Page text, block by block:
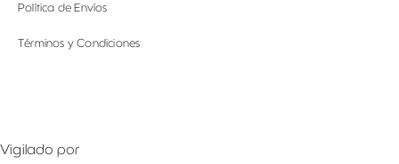
Política de Envíos
Términos y Condiciones
Vigilado por